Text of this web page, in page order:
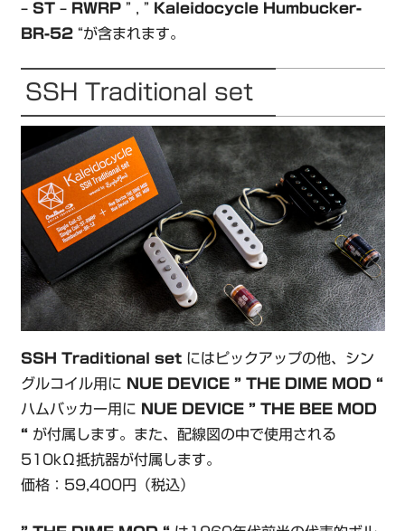
– ST – RWRP” , ” Kaleidocycle Humbucker-
BR-52“が含まれます。
SSH Traditional set
SSH Traditional setにはピックアップの他、シン
グルコイル用に
NUE DEVICE ” THE DIME MOD “
ハムバッカー用に
NUE DEVICE ” THE BEE MOD
“が付属します。また、配線図の中で使用される
510kΩ抵抗器が付属します。
価格：59,400円（税込）